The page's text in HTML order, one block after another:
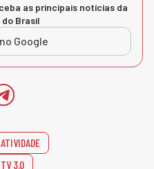
as principais notícias da
Brasil
Google
TV 3.0